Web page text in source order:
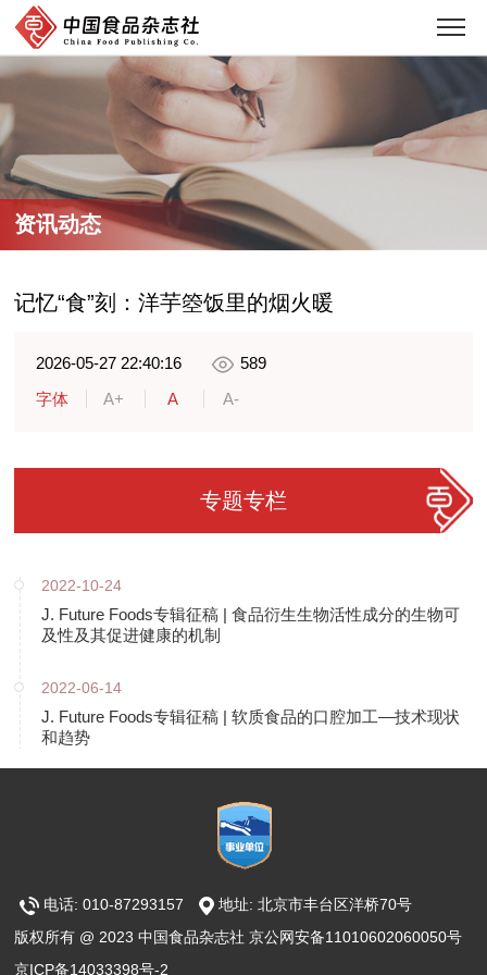
资讯动态
记忆“食”刻：洋芋箜饭里的烟火暖
2026-05-27 22:40:16
589
字体
A+ A A-
专题专栏
2022-10-24
J. Future Foods专辑征稿 | 食品衍生生物活性成分的生物可
及性及其促进健康的机制
2022-06-14
J. Future Foods专辑征稿 | 软质食品的口腔加工—技术现状
和趋势
电话: 010-87293157
地址: 北京市丰台区洋桥70号
版权所有 @ 2023 中国食品杂志社 京公网安备11010602060050号
京ICP备14033398号-2